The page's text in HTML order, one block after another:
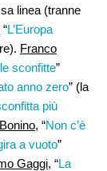
linea (tranne
“L’Europa
Franco
sconfitte”
anno zero” (la
più
, “Non c’è
a vuoto”
Gaggi, “La